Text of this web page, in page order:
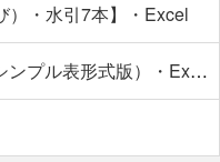
）・水引7本】・Excel
健康保険資格喪失証明書（シンプル表形式版）・Excel【見本付き】